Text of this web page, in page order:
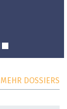
DOSSIERS